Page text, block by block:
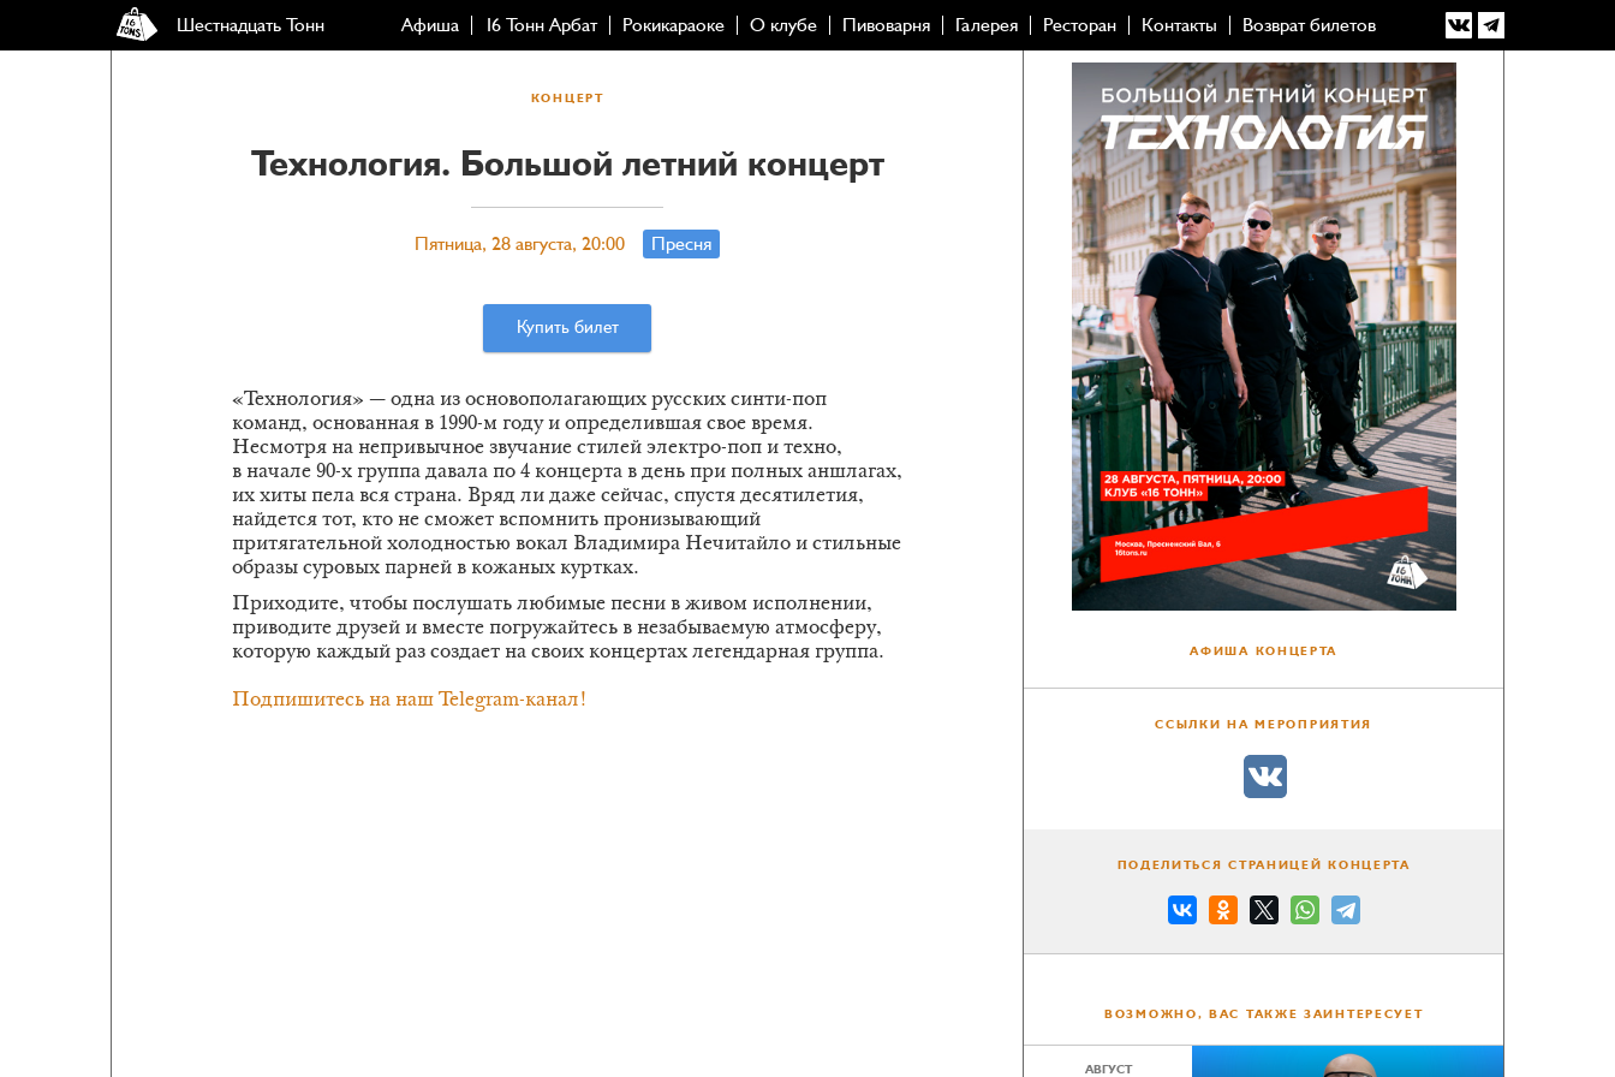
Шестнадцать Тонн Афиша 16 Тонн Арбат Рокикараоке О клубе Пивоварня Галерея Ресторан Контакты Возврат билетов
КОНЦЕРТ
Технология. Большой летний концерт
Пятница, 28 августа, 20:00 Пресня
Купить билет
«Технология» — одна из основополагающих русских синти-поп
команд, основанная в 1990-м году и определившая свое время.
Несмотря на непривычное звучание стилей электро-поп и техно,
в начале 90-х группа давала по 4 концерта в день при полных аншлагах,
их хиты пела вся страна. Вряд ли даже сейчас, спустя десятилетия,
найдется тот, кто не сможет вспомнить пронизывающий
притягательной холодностью вокал Владимира Нечитайло и стильные
образы суровых парней в кожаных куртках.
Приходите, чтобы послушать любимые песни в живом исполнении,
приводите друзей и вместе погружайтесь в незабываемую атмосферу,
которую каждый раз создает на своих концертах легендарная группа.
Подпишитесь на наш Telegram-канал!
АФИША КОНЦЕРТА
ССЫЛКИ НА МЕРОПРИЯТИЯ
ПОДЕЛИТЬСЯ СТРАНИЦЕЙ КОНЦЕРТА
ВОЗМОЖНО, ВАС ТАКЖЕ ЗАИНТЕРЕСУЕТ
АВГУСТ